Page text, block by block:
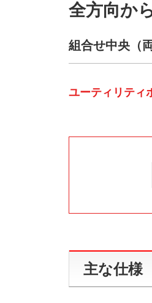
全方向か
組合せ中央（
ユーティリティ
主な仕様